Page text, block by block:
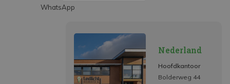
WhatsApp
Nederland
Hoofdkantoor
Bolderweg 44